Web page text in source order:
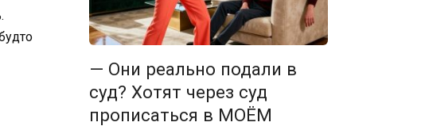
— Они реально подали в
суд? Хотят через суд
прописаться в МОЁМ